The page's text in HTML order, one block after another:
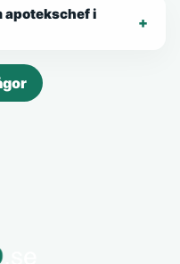
apotekschef i